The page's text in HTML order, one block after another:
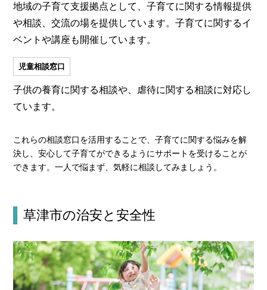
地域の子育て支援拠点として、子育てに関する情報提供
や相談、交流の場を提供しています。子育てに関するイ
ベントや講座も開催しています。
児童相談窓口
子供の養育に関する相談や、虐待に関する相談に対応し
ています。
これらの相談窓口を活用することで、子育てに関する悩みを解
決し、安心して子育てができるようにサポートを受けることが
できます。一人で悩まず、気軽に相談してみましょう。
草津市の治安と安全性